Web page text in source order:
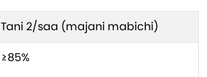
Tani 2/saa (majani mabichi)
≥85%